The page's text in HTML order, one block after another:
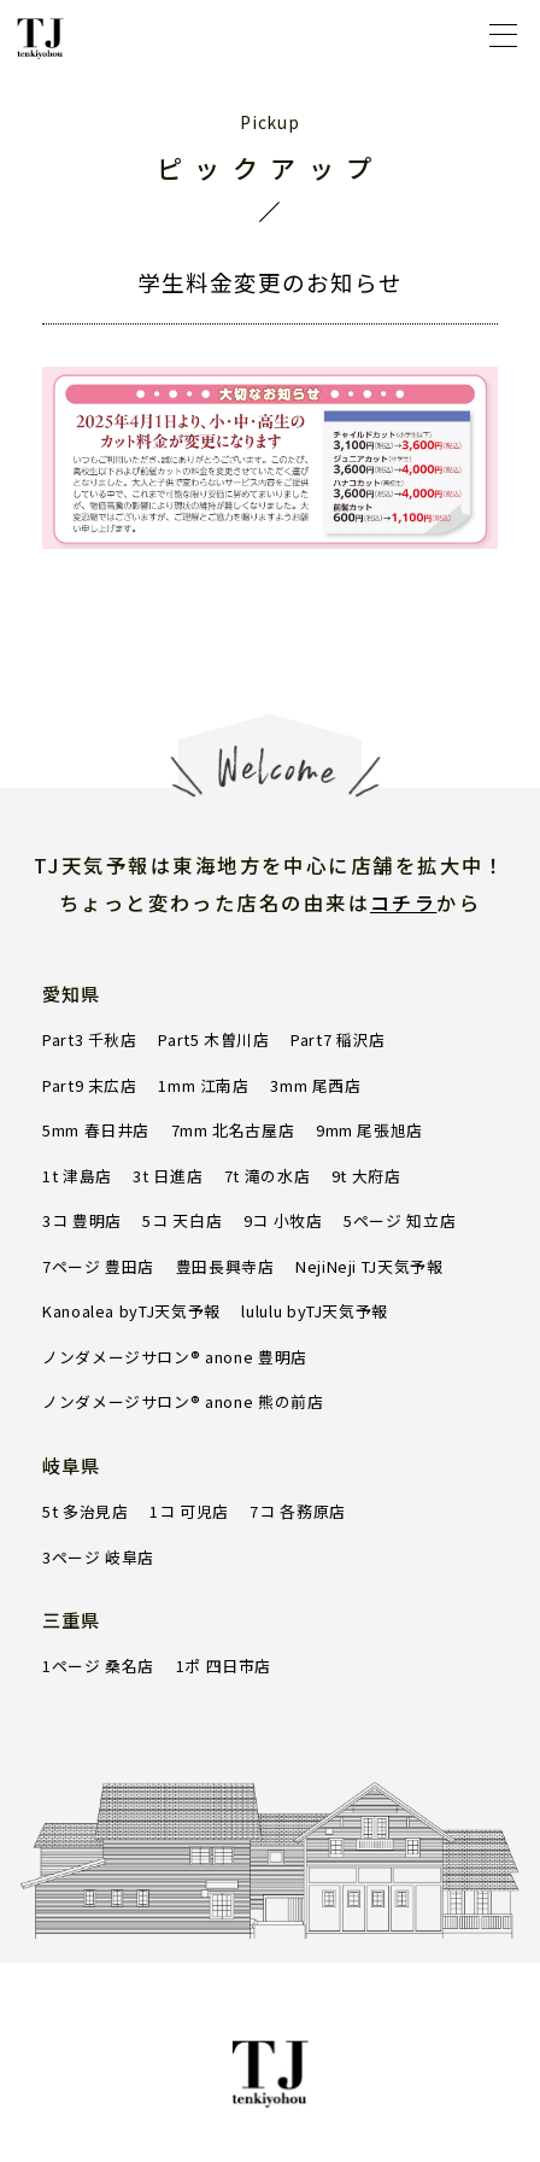
ハッピータイムズ
オンラインショップ
求人情報
ピックアップ
学生料金変更のお知らせ
TJ天気予報は東海地方を中心に店舗を拡大中！
ちょっと変わった店名の由来は コチラ から
愛知県
Part3 千秋店 Part5 木曽川店
Part7 稲沢店
Part9 末広店
1mm 江南店
3mm 尾西店
5mm 春日井店
7mm 北名古屋店
9mm 尾張旭店
1t 津島店
3t 日進店 7t 滝の水店
9t 大府店
3コ 豊明店
5コ 天白店 9コ 小牧店
5ページ 知立店
7ページ 豊田店
豊田長興寺店
NejiNeji TJ天気予報
Kanoalea byTJ天気予報
lululu byTJ天気予報
ノンダメージサロン® anone 豊明店
ノンダメージサロン® anone 熊の前店
岐阜県
5t 多治見店 1コ 可児店
7コ 各務原店
3ページ 岐阜店
三重県
1ページ 桑名店 1ポ 四日市店